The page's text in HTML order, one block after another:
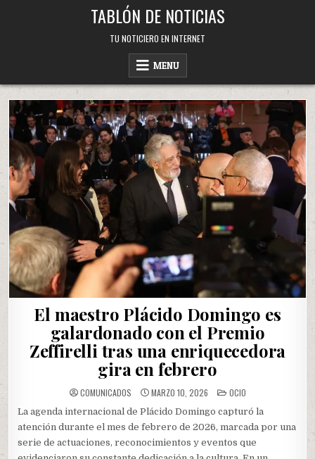
TABLÓN DE NOTICIAS
TU NOTICIERO EN INTERNET
MENU
El maestro Plácido Domingo es
galardonado con el Premio
Zeffirelli tras una enriquecedora
gira en febrero
COMUNICADOS MARZO 10, 2026 POSTED
IN
OCIO
La agenda internacional de Plácido Domingo capturó la
atención durante el mes de febrero de 2026, marcada por una
serie de actuaciones, reconocimientos y eventos que